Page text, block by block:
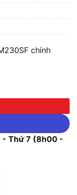
chính
số lượng
- Thứ 7 (8h00 -